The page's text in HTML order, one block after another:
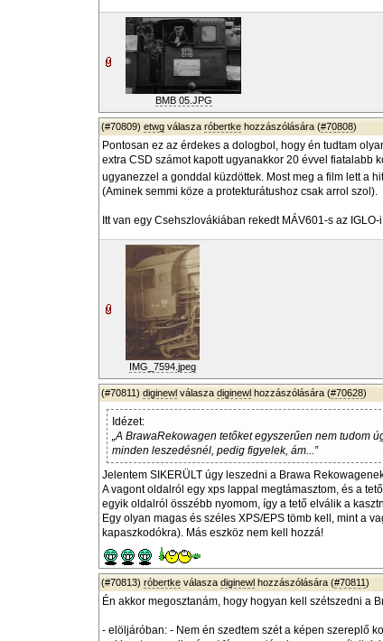
BMB 05.JPG
(#70809) etwg válasza róbertke hozzászólására (#70808)
Pontosan ez az érdekes a dologbol, hogy én tudtam
extra CSD számot kapott ugyanakkor 20 évvel fiatalabb
ugyanezzel a gonddal küzdöttek. Most meg a film lett a
(Aminek semmi köze a protekturátushoz csak arrol szol).
Itt van egy Csehszlovákiában rekedt MÁV601-s az
IMG_7594.jpeg
(#70811) diginewl válasza diginewl hozzászólására (#70628)
Idézet:
„A BrawaRekowagen tetőket egyszerűen nem tudom
minden leszedésnél, pedig figyelek, ám...”
Jelentem SIKERÜLT úgy leszedni a Brawa
A vagont oldalról egy xps lappal megtámasztom, és a
egyik oldalról összébb nyomom, így a tető elválik a
Egy olyan magas és széles XPS/EPS tömb kell, mint a
kapaszkodókra). Más eszköz nem kell hozzá!
(#70813) róbertke válasza diginewl hozzászólására (#70811)
Én akkor megosztanám, hogy hogyan kell szétszedni a
- elöljáróban: - Nem én szedtem szét a képen szereplő